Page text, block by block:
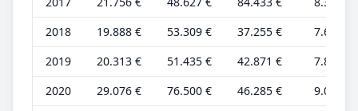
2018
19.888 € 53.309 € 37.255 €
7.649 €
2019
20.313 € 51.435 € 42.871 €
7.813 €
2020
29.076 € 76.500 € 46.285 €
9.086 €